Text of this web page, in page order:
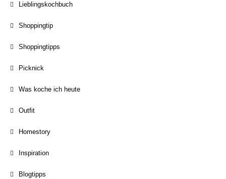
Lieblingskochbuch
Shoppingtip
Shoppingtipps
Picknick
Was koche ich heute
Outfit
Homestory
Inspiration
Blogtipps